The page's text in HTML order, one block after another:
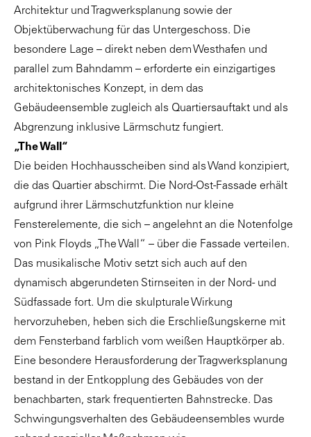
Architektur und Tragwerksplanung sowie der
Objektüberwachung für das Untergeschoss. Die
besondere Lage – direkt neben dem Westhafen und
parallel zum Bahndamm – erforderte ein einzigartiges
architektonisches Konzept, in dem das
Gebäudeensemble zugleich als Quartiersauftakt und als
Abgrenzung inklusive Lärmschutz fungiert.
„The Wall“
Die beiden Hochhausscheiben sind als Wand konzipiert,
die das Quartier abschirmt. Die Nord-Ost-Fassade erhält
aufgrund ihrer Lärmschutzfunktion nur kleine
Fensterelemente, die sich – angelehnt an die Notenfolge
von Pink Floyds „The Wall“ – über die Fassade verteilen.
Das musikalische Motiv setzt sich auch auf den
dynamisch abgerundeten Stirnseiten in der Nord- und
Südfassade fort. Um die skulpturale Wirkung
hervorzuheben, heben sich die Erschließungskerne mit
dem Fensterband farblich vom weißen Hauptkörper ab.
Eine besondere Herausforderung der Tragwerksplanung
bestand in der Entkopplung des Gebäudes von der
benachbarten, stark frequentierten Bahnstrecke. Das
Schwingungsverhalten des Gebäudeensembles wurde